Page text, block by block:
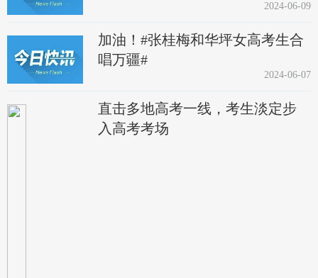
2024-06-09
加油！#张桂梅和华坪女高考生合
唱万疆#
2024-06-07
直击多地高考一线，考生淡定步
入高考考场